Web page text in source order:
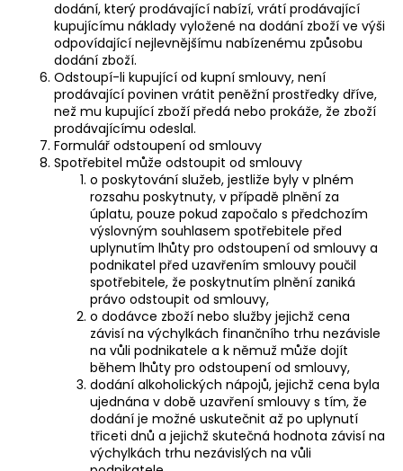
dodání, který prodávající nabízí, vrátí prodávající
kupujícímu náklady vyložené na dodání zboží ve výši
odpovídající nejlevnějšímu nabízenému způsobu
dodání zboží.
Odstoupí-li kupující od kupní smlouvy, není
prodávající povinen vrátit peněžní prostředky dříve,
než mu kupující zboží předá nebo prokáže, že zboží
prodávajícímu odeslal.
Formulář odstoupení od smlouvy
Spotřebitel může odstoupit od smlouvy
o poskytování služeb, jestliže byly v plném
rozsahu poskytnuty, v případě plnění za
úplatu, pouze pokud započalo s předchozím
výslovným souhlasem spotřebitele před
uplynutím lhůty pro odstoupení od smlouvy a
podnikatel před uzavřením smlouvy poučil
spotřebitele, že poskytnutím plnění zaniká
právo odstoupit od smlouvy,
o dodávce zboží nebo služby jejichž cena
závisí na výchylkách finančního trhu nezávisle
na vůli podnikatele a k němuž může dojít
během lhůty pro odstoupení od smlouvy,
dodání alkoholických nápojů, jejichž cena byla
ujednána v době uzavření smlouvy s tím, že
dodání je možné uskutečnit až po uplynutí
třiceti dnů a jejichž skutečná hodnota závisí na
výchylkách trhu nezávislých na vůli